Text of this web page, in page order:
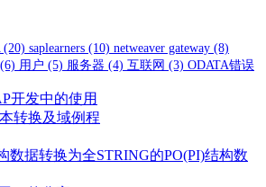
(20) saplearners (10) netweaver gateway (8)
(6) 用户 (5) 服务器 (4) 互联网 (3) ODATA错误
开发中的使用
转换及域例程
数据转换为全STRING的PO(PI)结构数